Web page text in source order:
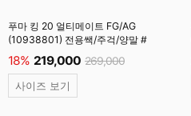
푸마 킹 20 얼티메이트 FG/AG
(10938801) 전용쌕/주걱/양말 #
18% 219,000 269,000
사이즈 보기